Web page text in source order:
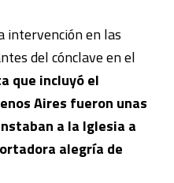
intervención en las
del cónclave en el
que incluyó el
Aires fueron unas
a la Iglesia a
alegría de